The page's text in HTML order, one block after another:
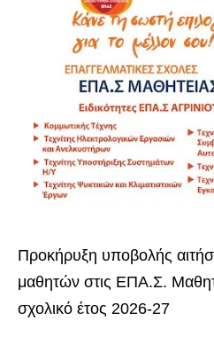
Προκήρυξη υποβολής
μαθητών στις ΕΠΑ.Σ.
σχολικό έτος 2026-27